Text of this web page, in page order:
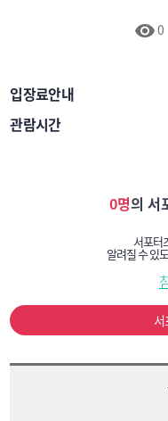
0
입장료안내
관람시간
0명의 서
서포터
알려질 수 있